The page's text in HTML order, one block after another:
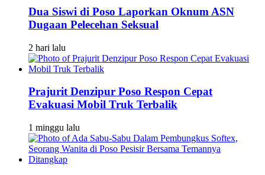
Dua Siswi di Poso Laporkan Oknum ASN
Dugaan Pelecehan Seksual
2 hari lalu
Prajurit Denzipur Poso Respon Cepat
Evakuasi Mobil Truk Terbalik
1 minggu lalu